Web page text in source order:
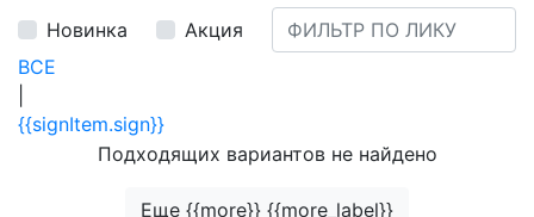
Новинка
Акция
ВСЕ
{{signItem.sign}}
Подходящих вариантов не найдено
Еще {{more}} {{more_label}}